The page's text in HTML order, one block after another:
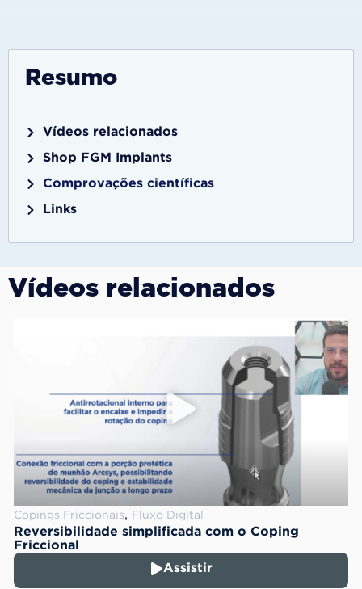
Resumo
Vídeos relacionados
Shop FGM Implants
Comprovações científicas
Links
Vídeos relacionados
Copings Friccionais, Fluxo Digital
Reversibilidade simplificada com o Coping
Friccional
Assistir